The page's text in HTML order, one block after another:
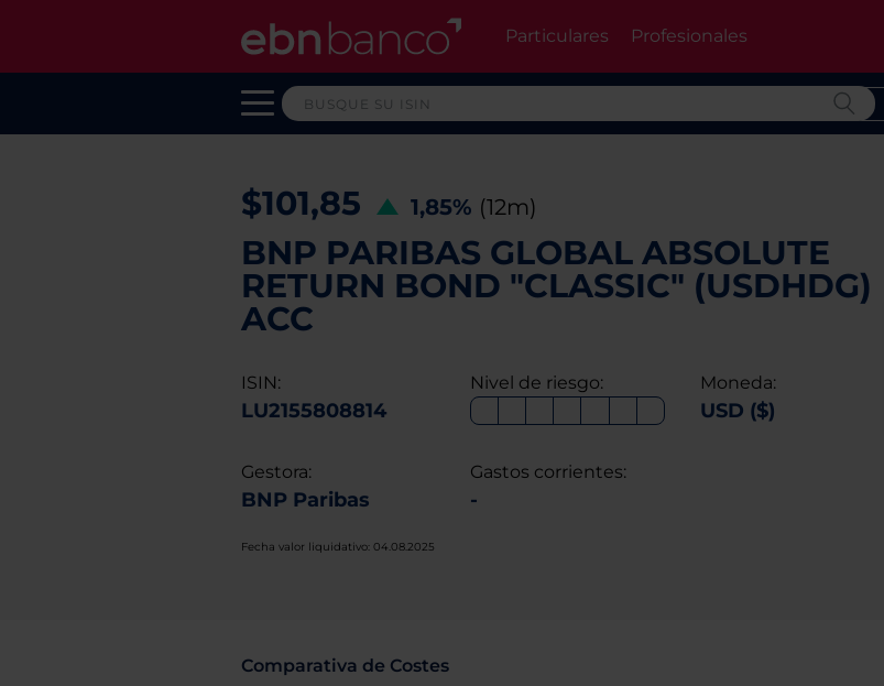
Particulares Profesionales
$101,85 1,85% (12m)
BNP PARIBAS GLOBAL ABSOLUTE
RETURN BOND "CLASSIC" (USDHDG)
ACC
ISIN:
LU2155808814
Nivel de riesgo: Moneda:
USD ($)
Gestora:
BNP Paribas
Gastos corrientes:
-
Fecha valor liquidativo: 04.08.2025
Comparativa de Costes